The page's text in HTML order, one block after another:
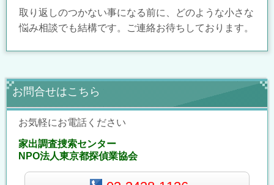
取り返しのつかない事になる前に、どのような小さな
悩み相談でも結構です。ご連絡お待ちしております。
お問合せはこちら
お気軽にお電話ください
家出調査捜索センター
NPO法人東京都探偵業協会